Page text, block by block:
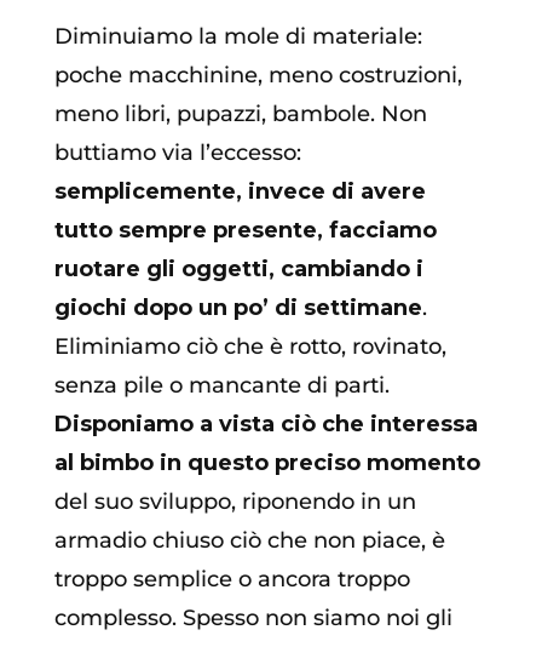
Diminuiamo la mole di materiale:
poche macchinine, meno costruzioni,
meno libri, pupazzi, bambole. Non
buttiamo via l’eccesso:
semplicemente, invece di avere
tutto sempre presente, facciamo
ruotare gli oggetti, cambiando i
giochi dopo un po’ di settimane.
Eliminiamo ciò che è rotto, rovinato,
senza pile o mancante di parti.
Disponiamo a vista ciò che interessa
al bimbo in questo preciso momento
del suo sviluppo, riponendo in un
armadio chiuso ciò che non piace, è
troppo semplice o ancora troppo
complesso. Spesso non siamo noi gli